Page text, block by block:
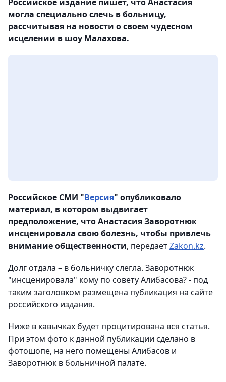
могла специально слечь в больницу,
рассчитывая на новости о своем чудесном
исцелении в шоу Малахова.
Российское СМИ "Версия" опубликовало
материал, в котором выдвигает
предположение, что Анастасия Заворотнюк
инсценировала свою болезнь, чтобы привлечь
внимание общественности, передаетZakon.kz.
Долг отдала – в больничку слегла. Заворотнюк
"инсценировала" кому по совету Алибасова? - под
таким заголовком размещена публикация на сайте
российского издания.
Ниже в кавычках будет процитирована вся статья.
При этом фото к данной публикации сделано в
фотошопе, на него помещены Алибасов и
Заворотнюк в больничной палате.